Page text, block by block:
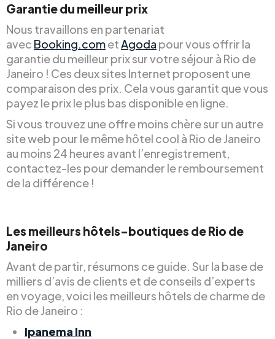
Garantie du meilleur prix
Nous travaillons en partenariat
avec Booking.comet Agoda pour vous offrir la
garantie du meilleur prix sur votre séjour à Rio de
Janeiro ! Ces deux sites Internet proposent une
comparaison des prix. Cela vous garantit que vous
payez le prix le plus bas disponible en ligne.
Si vous trouvez une offre moins chère sur un autre
site web pour le même hôtel cool à Rio de Janeiro
au moins 24 heures avant l’enregistrement,
contactez-les pour demander le remboursement
de la différence !
Les meilleurs hôtels-boutiques de Rio de
Janeiro
Avant de partir, résumons ce guide. Sur la base de
milliers d’avis de clients et de conseils d’experts
en voyage, voici les meilleurs hôtels de charme de
Rio de Janeiro :
Ipanema Inn